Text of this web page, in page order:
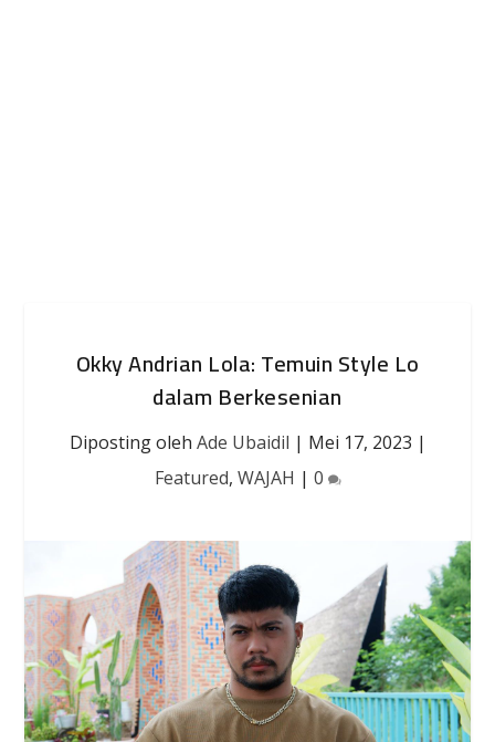
Okky Andrian Lola: Temuin Style Lo
dalam Berkesenian
Diposting oleh Ade Ubaidil | Mei 17, 2023 |
Featured, WAJAH | 0